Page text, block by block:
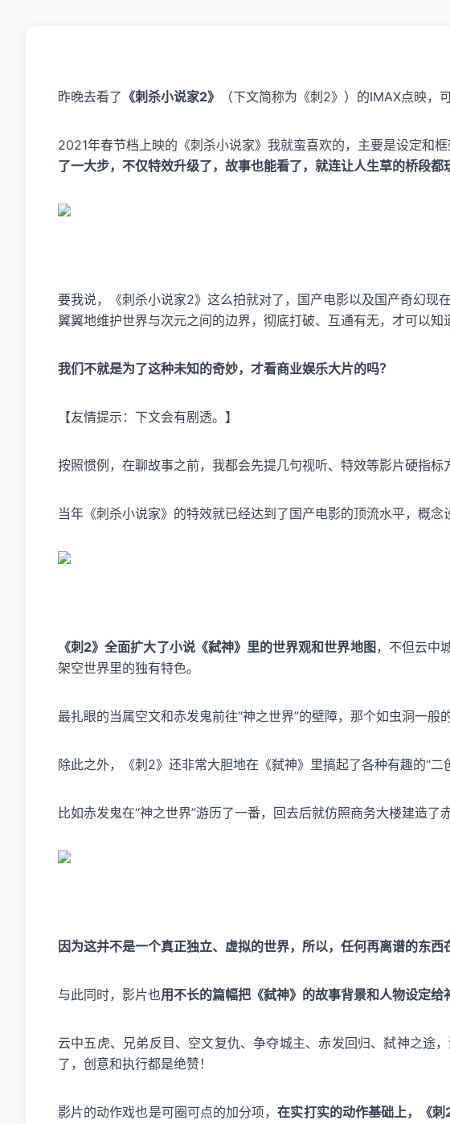
昨晚去看了 《刺杀小说家2》 （下文简称为《刺2》）的IMAX点映，
2021年春节档上映的《刺杀小说家》我就蛮喜欢的，主要是设定
了一大步，不仅特效升级了，故事也能看了，就连让人生草的桥段都
要我说，《刺杀小说家2》这么拍就对了，国产电影以及国产奇幻现
翼翼地维护世界与次元之间的边界，彻底打破、互通有无，才可以知
我们不就是为了这种未知的奇妙，才看商业娱乐大片的吗？
【友情提示：下文会有剧透。】
按照惯例，在聊故事之前，我都会先提几句视听、特效等影片硬指标
当年《刺杀小说家》的特效就已经达到了国产电影的顶流水平，概
《刺2》全面扩大了小说《弑神》里的世界观和世界地图 ，不但云中
架空世界里的独有特色。
最扎眼的当属空文和赤发鬼前往“神之世界”的壁障，那个如虫洞一般
除此之外，《刺2》还非常大胆地在《弑神》里搞起了各种有趣的“二创
比如赤发鬼在“神之世界”游历了一番，回去后就仿照商务大楼建造
因为这并不是一个真正独立、虚拟的世界，所以，任何再离谱的东西
与此同时，影片也用不长的篇幅把《弑神》的故事背景和人物设定给
云中五虎、兄弟反目、空文复仇、争夺城主、赤发回归、弑神之途
了，创意和执行都是绝赞！
影片的动作戏也是可圈可点的加分项，在实打实的动作基础上，《